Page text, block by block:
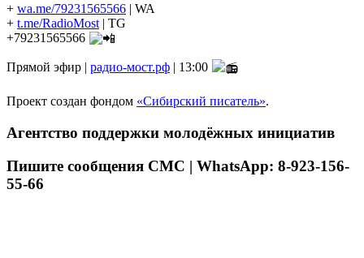
+ wa.me/79231565566 | WA
+ t.me/RadioMost | TG
+79231565566
Прямой эфир | радио-мост.рф | 13:00
Проект создан фондом «Сибирский писатель».
Агентство поддержки молодёжных инициатив
Пишите сообщения СМС | WhatsApp: 8-923-156-
55-66